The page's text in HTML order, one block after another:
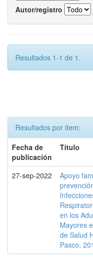
Autor/registro
Resultados 1-1 de 1.
Resultados por ítem:
Fecha de
publicación
Título
27-sep-2022
Apoyo
en los
Mayores
de Salud
Pasco,